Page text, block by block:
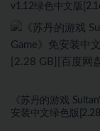
v1.12绿色中文版
《苏丹的游戏
安装中文绿色版